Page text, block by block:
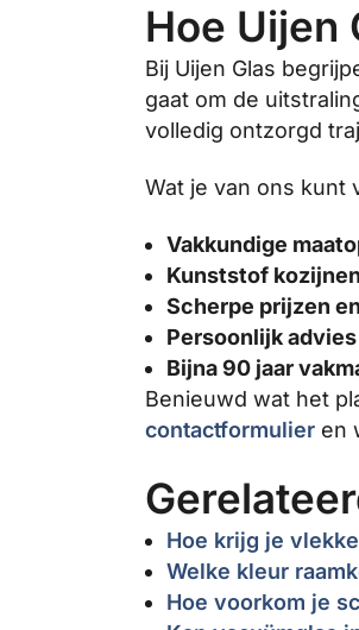
Hoe Uijen
Bij Uijen Glas
gaat om de
volledig ontzorgd
Wat je van ons kunt
Vakkundige
Kunststof
Scherpe prijzen
Persoonlijk advies
Bijna 90 jaar
Benieuwd wat het
contactformulier en
Hoe krijg je
Welke kleur
Hoe voorkom je